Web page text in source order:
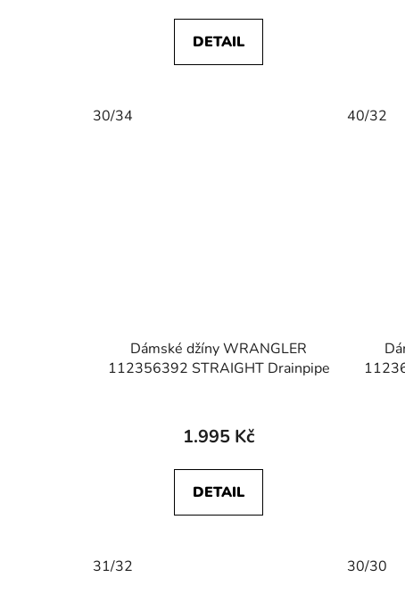
z
DETAIL
30/34 40/32
Dámské džíny WRANGLER
112356392 STRAIGHT Drainpipe
1.995 Kč
DETAIL
31/32 30/30